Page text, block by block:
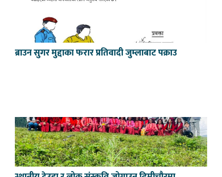
ब्राउन सुगर मुद्दाका फरार प्रतिवादी जुम्लाबाट पक्राउ